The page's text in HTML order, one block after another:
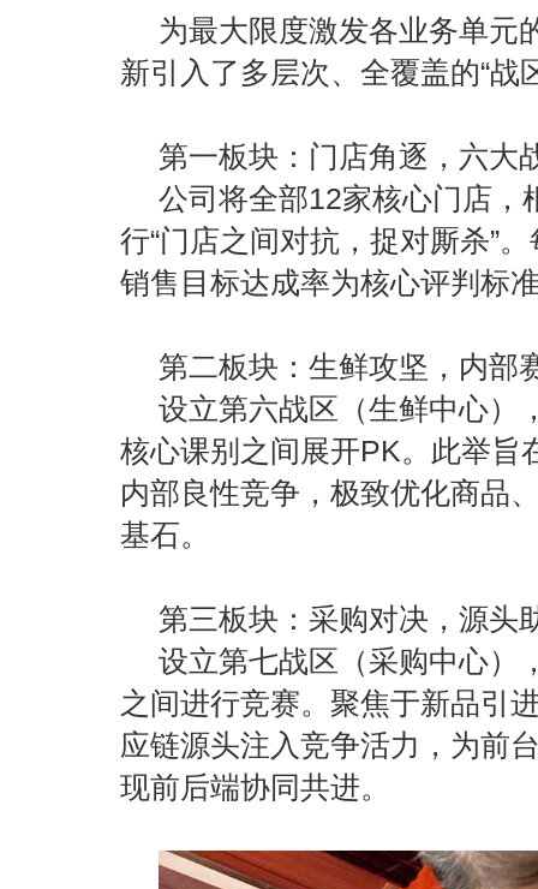
为最大限度激发各业务单元
新引入了多层次、全覆盖的“战
第一板块：门店角逐，六大
公司将全部12家核心门店，
行“门店之间对抗，捉对厮杀”
销售目标达成率为核心评判标
第二板块：生鲜攻坚，内部
设立第六战区（生鲜中心）
核心课别之间展开PK。此举旨
内部良性竞争，极致优化商品
基石。
第三板块：采购对决，源头
设立第七战区（采购中心）
之间进行竞赛。聚焦于新品引
应链源头注入竞争活力，为前
现前后端协同共进。